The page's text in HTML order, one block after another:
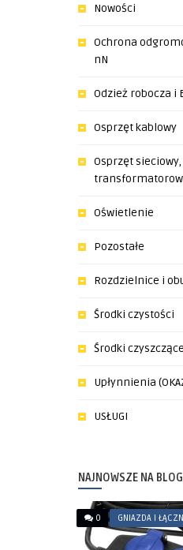
Nowości
Ochrona
nN
Odzież robocza i
Osprzęt kablowy
Osprzęt
Oświetlenie
Pozostałe
Rozdzielnice i
Środki czystości
Środki czyszczące
Upłynnienia
USŁUGI
NAJNOWSZE NA
0 GNIAZDA I